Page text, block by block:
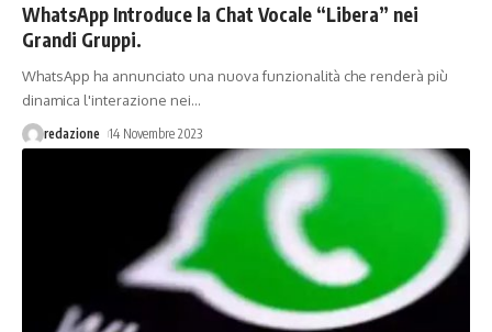
WhatsApp Introduce la Chat Vocale “Libera” nei
Grandi Gruppi.
WhatsApp ha annunciato una nuova funzionalità che renderà più
dinamica l'interazione nei…
redazione 14 Novembre 2023